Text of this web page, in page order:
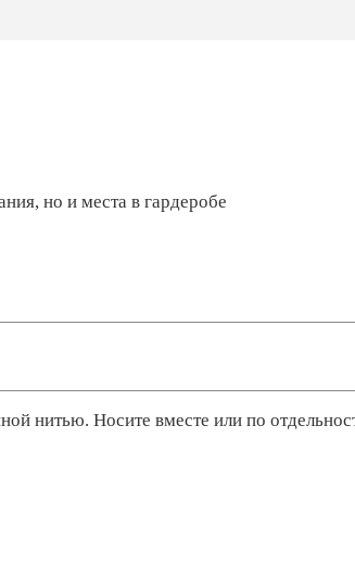
но и места в гардеробе
нитью. Носите вместе или по